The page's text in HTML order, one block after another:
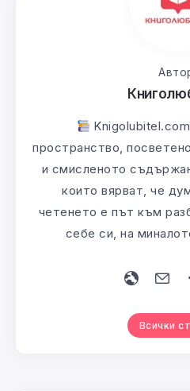
пространство,
и смисленото
които вярват, че
четенето е път към
себе си, на
Всички